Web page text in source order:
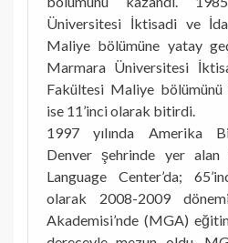
Üniversitesi İktisadi ve
Maliye bölümüne yatay
Marmara Üniversitesi
Fakültesi Maliye
ise 11’inci olarak bitirdi.
1997 yılında Amerika
Denver şehrinde yer alan
Language Center’da;
olarak 2008-2009
Akademisi’nde (MGA)